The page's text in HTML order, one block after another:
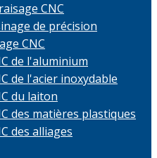
CNC
de précision
CNC
de l'aluminium
de l'acier inoxydable
du laiton
des matières plastiques
des alliages